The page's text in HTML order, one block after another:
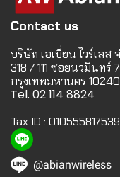
Contact us
บริษัท เอเบี่ยน ไวร์เลส
318 / 111 ซอยนวมินทร์
กรุงเทพมหานคร 10240
Tel. 02 114 8824
Tax ID :
@abianwireless